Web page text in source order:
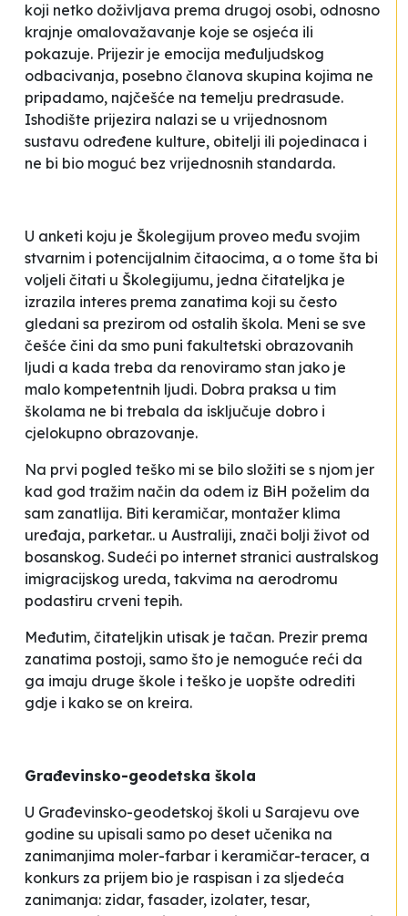
koji netko doživljava prema drugoj osobi, odnosno
krajnje omalovažavanje koje se osjeća ili
pokazuje. Prijezir je emocija međuljudskog
odbacivanja, posebno članova skupina kojima ne
pripadamo, najčešće na temelju predrasude.
Ishodište prijezira nalazi se u vrijednosnom
sustavu određene kulture, obitelji ili pojedinaca i
ne bi bio moguć bez vrijednosnih standarda.
U anketi koju je Školegijum proveo među svojim
stvarnim i potencijalnim čitaocima, a o tome šta bi
voljeli čitati u Školegijumu, jedna čitateljka je
izrazila interes prema zanatima koji su često
gledani sa prezirom od ostalih škola. Meni se sve
češće čini da smo puni fakultetski obrazovanih
ljudi a kada treba da renoviramo stan jako je
malo kompetentnih ljudi. Dobra praksa u tim
školama ne bi trebala da isključuje dobro i
cjelokupno obrazovanje.
Na prvi pogled teško mi se bilo složiti se s njom jer
kad god tražim način da odem iz BiH poželim da
sam zanatlija. Biti keramičar, montažer klima
uređaja, parketar.. u Australiji, znači bolji život od
bosanskog. Sudeći po internet stranici australskog
imigracijskog ureda, takvima na aerodromu
podastiru crveni tepih.
Međutim, čitateljkin utisak je tačan. Prezir prema
zanatima postoji, samo što je nemoguće reći da
ga imaju druge škole i teško je uopšte odrediti
gdje i kako se on kreira.
Građevinsko-geodetska škola
U Građevinsko-geodetskoj školi u Sarajevu ove
godine su upisali samo po deset učenika na
zanimanjima moler-farbar i keramičar-teracer, a
konkurs za prijem bio je raspisan i za sljedeća
zanimanja: zidar, fasader, izolater, tesar,